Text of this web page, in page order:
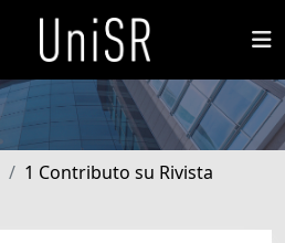
1 Contributo su Rivista